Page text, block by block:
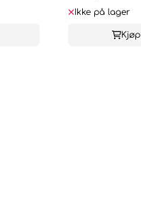
Ikke på lager
Kjøp